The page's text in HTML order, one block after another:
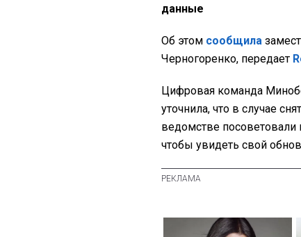
данные
Об этом сообщила
Черногоренко, передает
Цифровая команда
уточнила, что в случае
ведомстве посоветовали
чтобы увидеть свой